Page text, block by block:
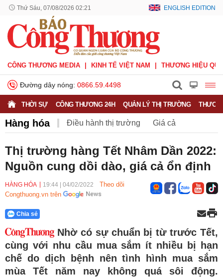
Thứ Sáu, 07/08/2026 02:21 ENGLISH EDITION
CÔNG THƯƠNG MEDIA KINH TẾ VIỆT NAM THƯƠNG HIỆU
Đường dây nóng: 0866.59.4498
THỜI SỰ CÔNG THƯƠNG 24H QUẢN LÝ THỊ TRƯỜNG
Hàng hóa Điều hành thị trường Giá cả
Thị trường hàng Tết Nhâm Dần 2022:
Nguồn cung dồi dào, giá cả ổn định
HÀNG HÓA 19:44 04/02/2022
Theo dõi
Congthuong.vn trên
Chia sẻ
Nhờ có sự chuẩn bị từ trước Tết,
cùng với nhu cầu mua sắm ít nhiều bị hạn
chế do dịch bệnh nên tình hình mua sắm
mùa Tết năm nay không quá sôi động.